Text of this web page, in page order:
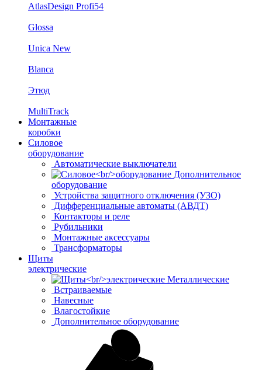
AtlasDesign Profi54
Glossa
Unica New
Blanca
Этюд
MultiTrack
Монтажные
коробки
Силовое
оборудование
Автоматические выключатели
Дополнительное
оборудование
Устройства защитного отключения (УЗО)
Дифференциальные автоматы (АВДТ)
Контакторы и реле
Рубильники
Монтажные аксессуары
Трансформаторы
Щиты
электрические
Металлические
Встраиваемые
Навесные
Влагостойкие
Дополнительное оборудование